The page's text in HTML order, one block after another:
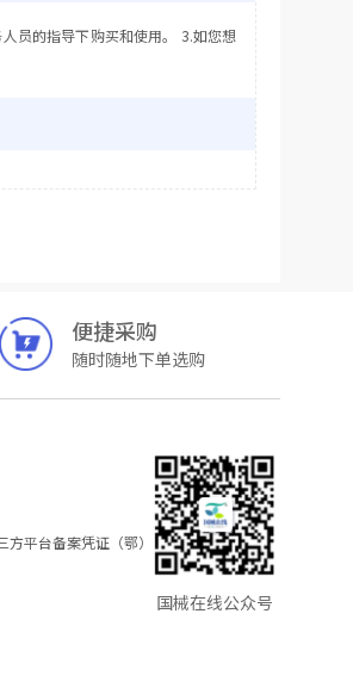
员的指导下购买和使用。 3.如您想
便捷采购
随时随地下单选购
平台备案凭证（鄂）
国械在线公众号